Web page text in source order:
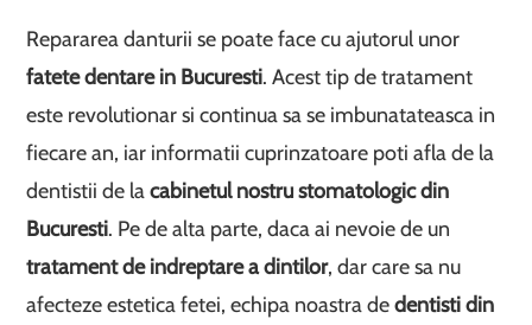
Repararea danturii se poate face cu ajutorul unor
fatete dentare in Bucuresti. Acest tip de tratament
este revolutionar si continua sa se imbunatateasca in
fiecare an, iar informatii cuprinzatoare poti afla de la
dentistii de lacabinetul nostru stomatologic din
Bucuresti. Pe de alta parte, daca ai nevoie de un
tratament de indreptare a dintilor, dar care sa nu
afecteze estetica fetei, echipa noastra dedentisti din